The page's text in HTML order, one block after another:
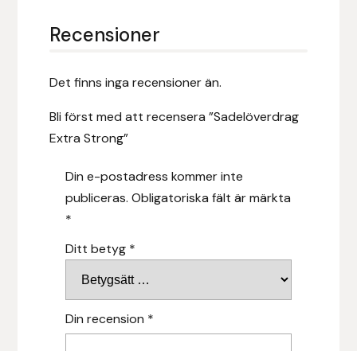
Recensioner
Det finns inga recensioner än.
Bli först med att recensera ”Sadelöverdrag
Extra Strong”
Din e-postadress kommer inte
publiceras. Obligatoriska fält är märkta
*
Ditt betyg *
Din recension *
Globus Sport
Gysinge
Hesta Gallery
Horse Guard